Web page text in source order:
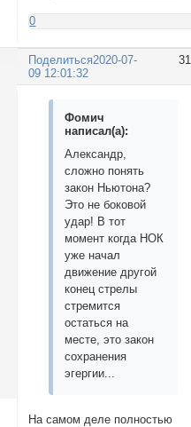
0
Поделиться2020-07-
09 12:01:32
Фомич
написал(а):
Александр,
сложно понять
закон Ньютона?
Это не боковой
удар! В тот
момент когда НОК
уже начал
движение другой
конец стрелы
стремится
остаться на
месте, это закон
сохранения
эгергии...
На самом деле полностью